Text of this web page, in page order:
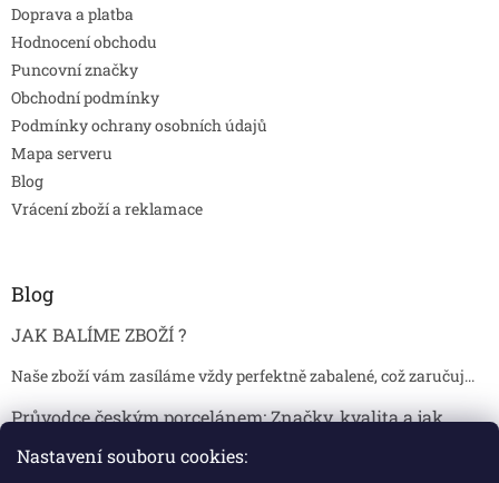
Nastavení souboru cookies:
Doprava a platba
Hodnocení obchodu
Puncovní značky
Obchodní podmínky
Podmínky ochrany osobních údajů
Mapa serveru
Blog
Vrácení zboží a reklamace
Blog
JAK BALÍME ZBOŽÍ ?
Naše zboží vám zasíláme vždy perfektně zabalené, což zaručuj...
Průvodce českým porcelánem: Značky, kvalita a jak